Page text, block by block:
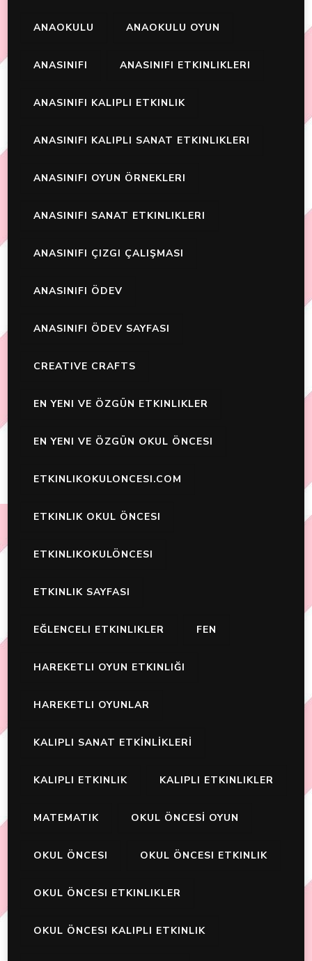
ANAOKULU ANAOKULU OYUN
ANASINIFI ANASINIFI ETKINLIKLERI
ANASINIFI KALIPLI ETKINLIK
ANASINIFI KALIPLI SANAT ETKINLIKLERI
ANASINIFI OYUN ÖRNEKLERI
ANASINIFI SANAT ETKINLIKLERI
ANASINIFI ÇIZGI ÇALIŞMASI
ANASINIFI ÖDEV
ANASINIFI ÖDEV SAYFASI
CREATIVE CRAFTS
EN YENI VE ÖZGÜN ETKINLIKLER
EN YENI VE ÖZGÜN OKUL ÖNCESI
ETKINLIKOKULONCESI.COM
ETKINLIK OKUL ÖNCESI
ETKINLIKOKULÖNCESI
ETKINLIK SAYFASI
EĞLENCELI ETKINLIKLER FEN
HAREKETLI OYUN ETKINLIĞI
HAREKETLI OYUNLAR
KALIPLI SANAT ETKİNLİKLERİ
KALIPLI ETKINLIK KALIPLI ETKINLIKLER
MATEMATIK OKUL ÖNCESİ OYUN
OKUL ÖNCESI OKUL ÖNCESI ETKINLIK
OKUL ÖNCESI ETKINLIKLER
OKUL ÖNCESI KALIPLI ETKINLIK